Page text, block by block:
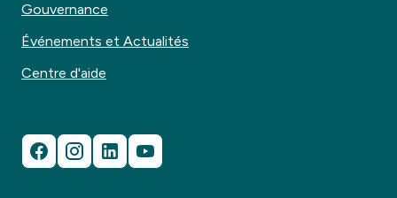
Gouvernance
Événements et Actualités
Centre d'aide